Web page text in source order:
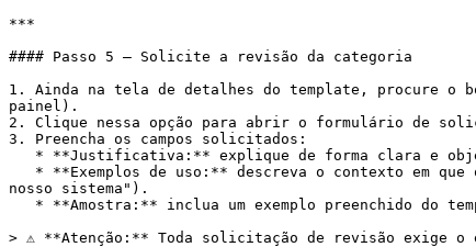
***
#### Passo 5 – Solicite a revisão da categoria
1. Ainda na tela de detalhes do template, procure
painel).
2. Clique nessa opção para abrir o formulário de
3. Preencha os campos solicitados:
nosso sistema").
> ⚠️ **Atenção:** Toda solicitação de revisão exige o